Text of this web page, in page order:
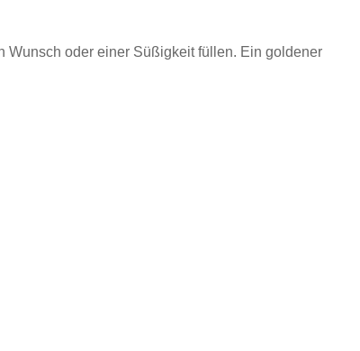
Wunsch oder einer Süßigkeit füllen. Ein goldener